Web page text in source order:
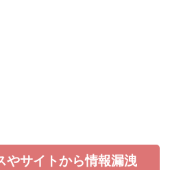
やサイトから情報漏洩